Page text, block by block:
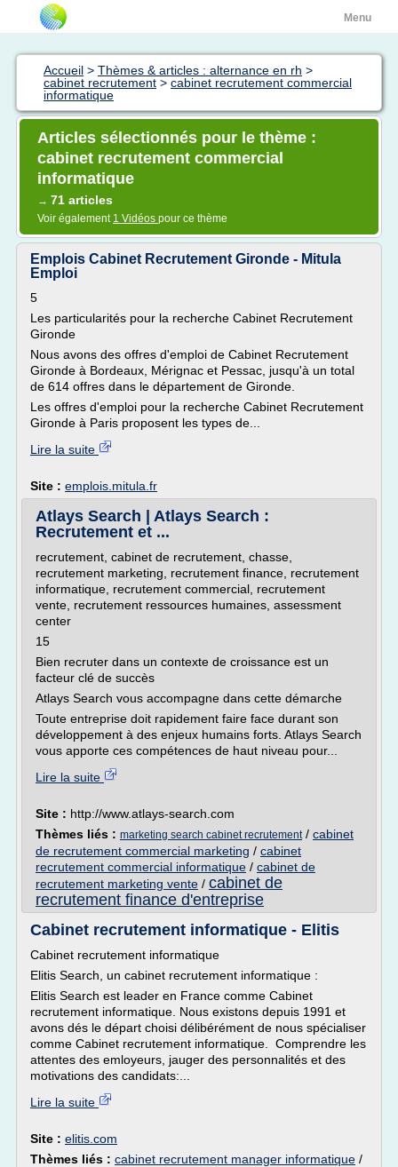
Menu
Accueil > Thèmes & articles : alternance en rh >
cabinet recrutement > cabinet recrutement commercial
informatique
Articles sélectionnés pour le thème :
cabinet recrutement commercial
informatique
→ 71 articles
Voir également 1 Vidéos pour ce thème
Emplois Cabinet Recrutement Gironde - Mitula
Emploi
5
Les particularités pour la recherche Cabinet Recrutement
Gironde
Nous avons des offres d'emploi de Cabinet Recrutement
Gironde à Bordeaux, Mérignac et Pessac, jusqu'à un total
de 614 offres dans le département de Gironde.
Les offres d'emploi pour la recherche Cabinet Recrutement
Gironde à Paris proposent les types de...
Lire la suite
Site : emplois.mitula.fr
Atlays Search | Atlays Search :
Recrutement et ...
recrutement, cabinet de recrutement, chasse,
recrutement marketing, recrutement finance, recrutement
informatique, recrutement commercial, recrutement
vente, recrutement ressources humaines, assessment
center
15
Bien recruter dans un contexte de croissance est un
facteur clé de succès
Atlays Search vous accompagne dans cette démarche
Toute entreprise doit rapidement faire face durant son
développement à des enjeux humains forts. Atlays Search
vous apporte ces compétences de haut niveau pour...
Lire la suite
Site : http://www.atlays-search.com
Thèmes liés : marketing search cabinet recrutement/ cabinet
de recrutement commercial marketing / cabinet
recrutement commercial informatique / cabinet de
recrutement marketing vente / cabinet de
recrutement finance d'entreprise
Cabinet recrutement informatique - Elitis
Cabinet recrutement informatique
Elitis Search, un cabinet recrutement informatique :
Elitis Search est leader en France comme Cabinet
recrutement informatique. Nous existons depuis 1991 et
avons dés le départ choisi délibérément de nous spécialiser
comme Cabinet recrutement informatique. Comprendre les
attentes des emloyeurs, jauger des personnalités et des
motivations des candidats:...
Lire la suite
Site : elitis.com
Thèmes liés : cabinet recrutement manager informatique /